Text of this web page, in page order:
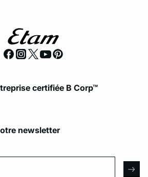
certifiée B Corp™
newsletter